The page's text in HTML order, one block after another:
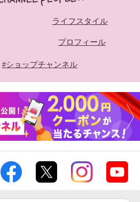
ライフスタイル
プロフィール
#ショップチャンネル